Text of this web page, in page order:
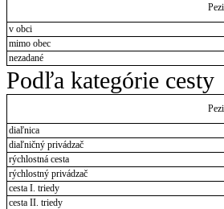
v obci
mimo obec
nezadané
Podľa kategórie cesty
diaľnica
diaľničný privádzač
rýchlostná cesta
rýchlostný privádzač
cesta I. triedy
cesta II. triedy